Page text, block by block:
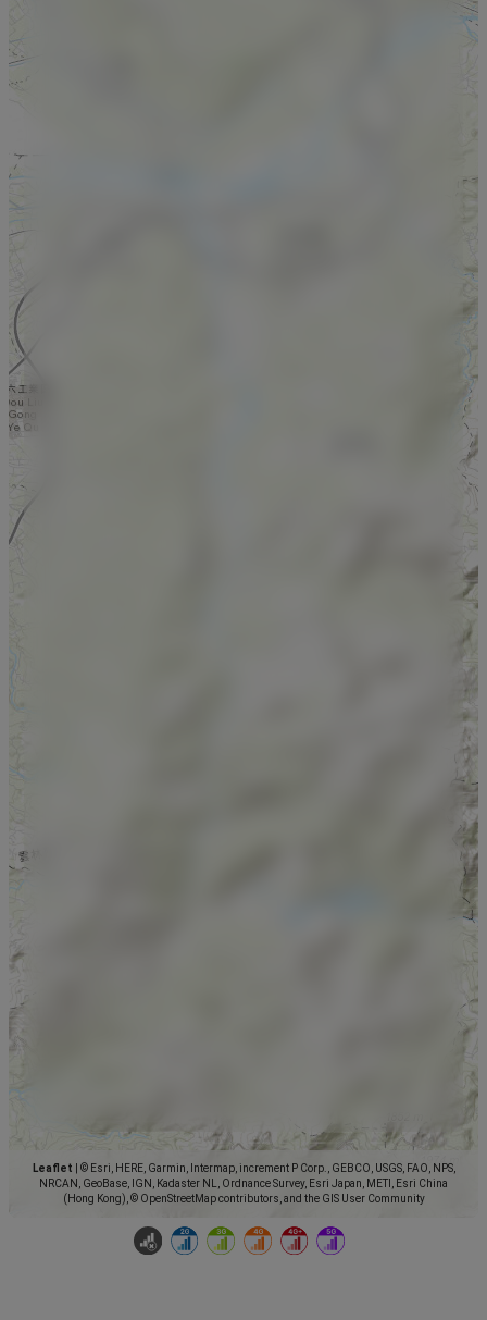
Leaflet
© Esri, HERE, Garmin, Intermap, increment P Corp., GEBCO, USGS, FAO, NPS,
NRCAN, GeoBase, IGN, Kadaster NL, Ordnance Survey, Esri Japan, METI, Esri China
(Hong Kong), © OpenStreetMap contributors, and the GIS User Community